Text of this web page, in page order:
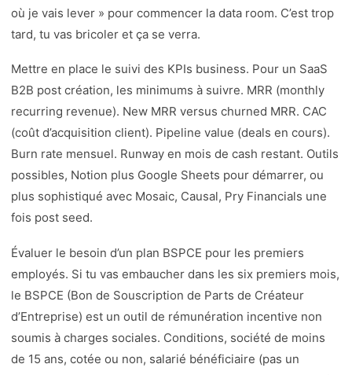
où je vais lever » pour commencer la data room. C’est trop
tard, tu vas bricoler et ça se verra.
Mettre en place le suivi des KPIs business. Pour un SaaS
B2B post création, les minimums à suivre. MRR (monthly
recurring revenue). New MRR versus churned MRR. CAC
(coût d’acquisition client). Pipeline value (deals en cours).
Burn rate mensuel. Runway en mois de cash restant. Outils
possibles, Notion plus Google Sheets pour démarrer, ou
plus sophistiqué avec Mosaic, Causal, Pry Financials une
fois post seed.
Évaluer le besoin d’un plan BSPCE pour les premiers
employés. Si tu vas embaucher dans les six premiers mois,
le BSPCE (Bon de Souscription de Parts de Créateur
d’Entreprise) est un outil de rémunération incentive non
soumis à charges sociales. Conditions, société de moins
de 15 ans, cotée ou non, salarié bénéficiaire (pas un